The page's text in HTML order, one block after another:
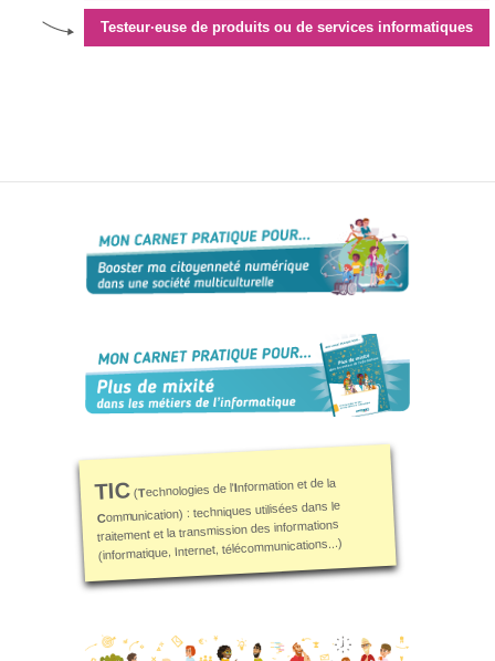
Testeur·euse de produits ou de services informatiques
TIC(Technologies de l'Information et de la
Communication) : techniques utilisées dans le
traitement et la transmission des informations
(informatique, Internet, télécommunications...)